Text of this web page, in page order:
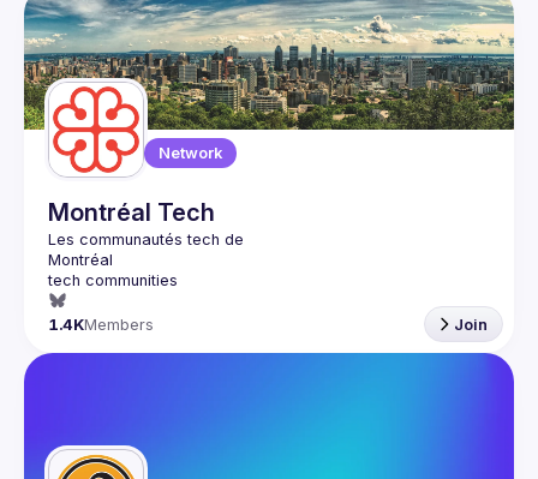
Network
Montréal Tech
1.4KMembers Join